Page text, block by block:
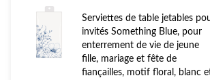
Serviettes de table jetables
invités Something Blue, pour
enterrement de vie de jeune
fille, mariage et fête de
fiançailles, motif floral, blanc